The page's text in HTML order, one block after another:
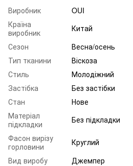
Виробник
OUI
Країна
виробник
Китай
Сезон
Весна/осень
Тип тканини
Віскоза
Стиль
Молодіжний
Застібка
Без застібки
Стан
Нове
Матеріал
підкладки
Без підкладки
Фасон вирізу
горловини
Круглий
Вид виробу
Джемпер